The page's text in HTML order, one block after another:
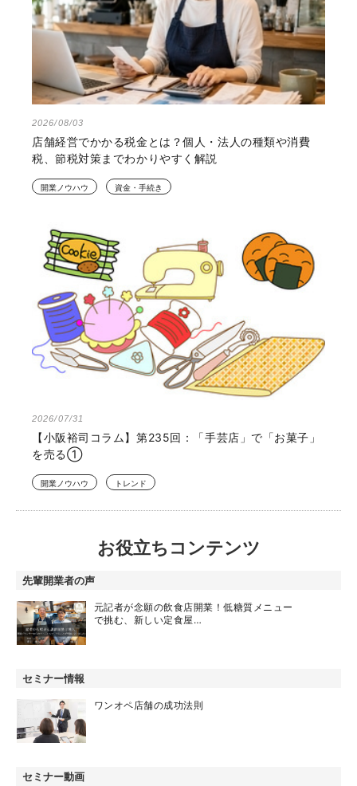
2026/08/03
店舗経営でかかる税金とは？個人・法人の種類や消費
税、節税対策までわかりやすく解説
開業ノウハウ 資金・手続き
2026/07/31
【小阪裕司コラム】第235回：「手芸店」で「お菓子」
を売る①
開業ノウハウ トレンド
お役立ちコンテンツ
先輩開業者の声
元記者が念願の飲食店開業！低糖質メニュー
で挑む、新しい定食屋…
セミナー情報
ワンオペ店舗の成功法則
セミナー動画